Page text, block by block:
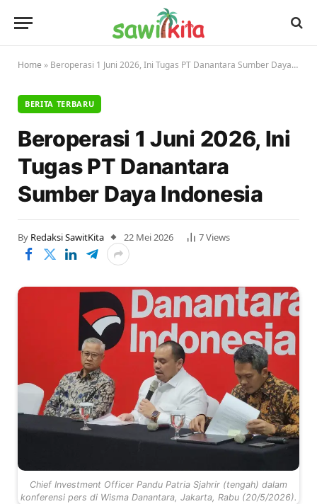
Home » Beroperasi 1 Juni 2026, Ini Tugas PT Danantara Sumber Daya Indonesia
BERITA TERBARU
Beroperasi 1 Juni 2026, Ini
Tugas PT Danantara
Sumber Daya Indonesia
By Redaksi SawitKita 22 Mei 2026 7Views
Chief Investment Officer Pandu Patria Sjahrir (tengah) dalam
konferensi pers di Wisma Danantara, Jakarta, Rabu (20/5/2026).